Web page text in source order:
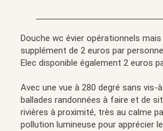
Douche wc évier opérationnels
supplément de 2 euros par
Elec disponible également 2 euros
Avec une vue à 280 degré sans vis-
ballades randonnées à faire et de
rivières à proximité, très au calme
pollution lumineuse pour apprécier